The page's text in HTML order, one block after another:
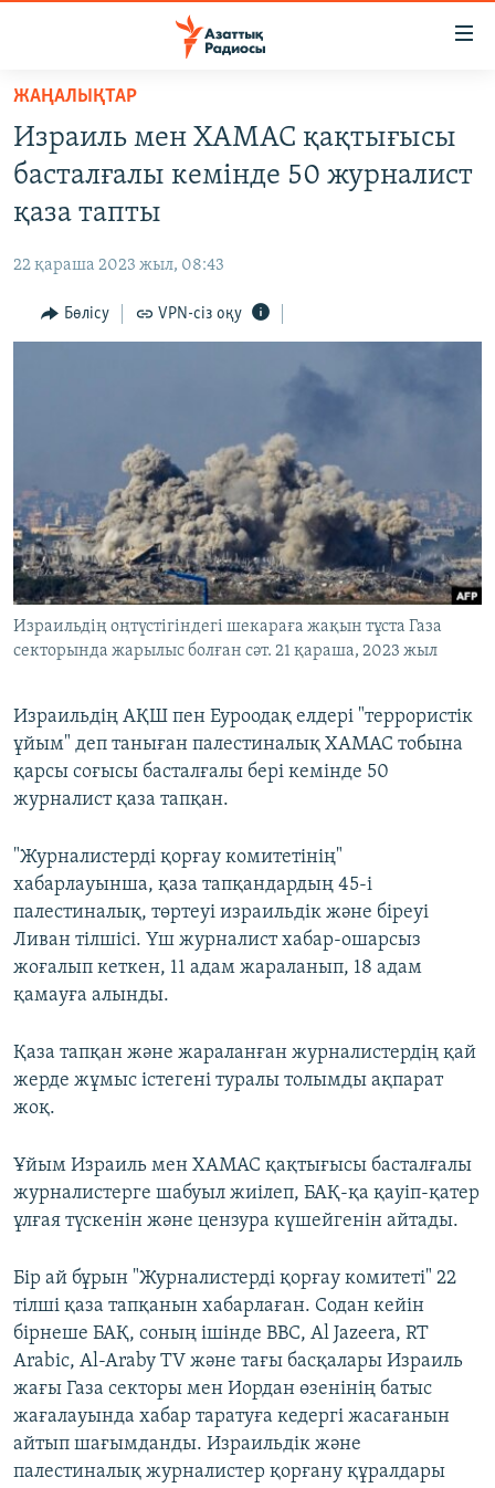
Skip
main
content
to
main
Navigation
to
САЯСАТ
АДАМ ҚҰҚЫҚТАРЫ
ӘЛЕУМЕТ
ЖАЗЫЛЫҢЫЗ
Басқа тілдерде
ЖАҢАЛЫҚТАР
Израиль мен ХАМАС қақтығысы
басталғалы кемінде 50 журналист
қаза тапты
22 қараша 2023 жыл, 08:43
Бөлісу VPN-сіз оқу
Израильдің оңтүстігіндегі шекараға жақын тұста Газа
секторында жарылыс болған сәт. 21 қараша, 2023 жыл
Израильдің АҚШ пен Еуроодақ елдері "террористік
ұйым" деп таныған палестиналық ХАМАС тобына
қарсы соғысы басталғалы бері кемінде 50
журналист қаза тапқан.
"Журналистерді қорғау комитетінің"
хабарлауынша, қаза тапқандардың 45-і
палестиналық, төртеуі израильдік және біреуі
Ливан тілшісі. Үш журналист хабар-ошарсыз
жоғалып кеткен, 11 адам жараланып, 18 адам
қамауға алынды.
Қаза тапқан және жараланған журналистердің қай
жерде жұмыс істегені туралы толымды ақпарат
жоқ.
Ұйым Израиль мен ХАМАС қақтығысы басталғалы
журналистерге шабуыл жиілеп, БАҚ-қа қауіп-қатер
ұлғая түскенін және цензура күшейгенін айтады.
Бір ай бұрын "Журналистерді қорғау комитеті" 22
тілші қаза тапқанын хабарлаған. Содан кейін
бірнеше БАҚ, соның ішінде BBC, Al Jazeera, RT
Arabic, Al-Araby TV және тағы басқалары Израиль
жағы Газа секторы мен Иордан өзенінің батыс
жағалауында хабар таратуға кедергі жасағанын
айтып шағымданды. Израильдік және
палестиналық журналистер қорғану құралдары